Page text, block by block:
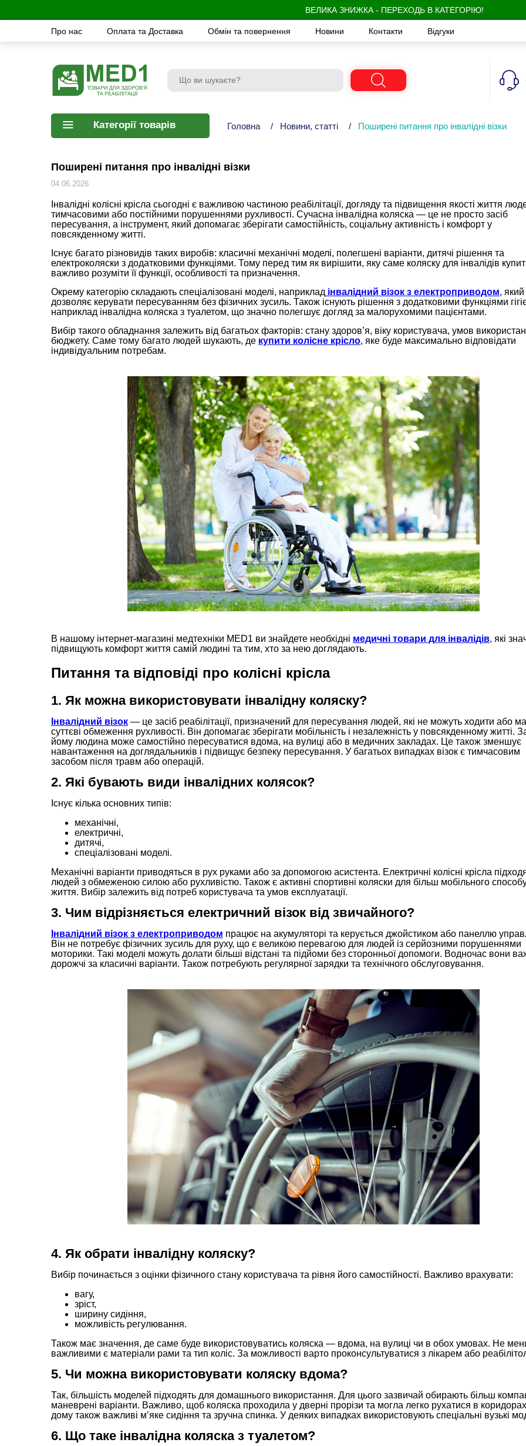
ВЕЛИКА ЗНИЖКА - ПЕРЕХОДЬ В КАТЕГОРІЮ!
Про нас Оплата та Доставка Обмін та повернення Новини Контакти Відгуки
Категорії товарів Головна / Новини, статті / Поширені питання про інвалідні візки
Поширені питання про інвалідні візки
04.06.2026
Інвалідні колісні крісла сьогодні є важливою частиною реабілітації, догляду та підвищення якості життя
тимчасовими або постійними порушеннями рухливості. Сучасна інвалідна коляска — це не просто засіб
пересування, а інструмент, який допомагає зберігати самостійність, соціальну активність і комфорт у
повсякденному житті.
Існує багато різновидів таких виробів: класичні механічні моделі, полегшені варіанти, дитячі рішення та
електроколяски з додатковими функціями. Тому перед тим як вирішити, яку саме коляску для інвалідів
важливо розуміти її функції, особливості та призначення.
Окрему категорію складають спеціалізовані моделі, наприклад інвалідний візок з електроприводом, який
дозволяє керувати пересуванням без фізичних зусиль. Також існують рішення з додатковими функціями
наприклад інвалідна коляска з туалетом, що значно полегшує догляд за малорухомими пацієнтами.
Вибір такого обладнання залежить від багатьох факторів: стану здоров’я, віку користувача, умов
бюджету. Саме тому багато людей шукають, де купити колісне крісло, яке буде максимально відповідати
індивідуальним потребам.
В нашому інтернет-магазині медтехніки MED1 ви знайдете необхідні медичні товари для інвалідів, які
підвищують комфорт життя самій людині та тим, хто за нею доглядають.
Питання та відповіді про колісні крісла
1. Як можна використовувати інвалідну коляску?
Інвалідний візок — це засіб реабілітації, призначений для пересування людей, які не можуть ходити або
суттєві обмеження рухливості. Він допомагає зберігати мобільність і незалежність у повсякденному житті.
йому людина може самостійно пересуватися вдома, на вулиці або в медичних закладах. Це також зменшує
навантаження на доглядальників і підвищує безпеку пересування. У багатьох випадках візок є тимчасовим
засобом після травм або операцій.
2. Які бувають види інвалідних колясок?
Існує кілька основних типів:
механічні,
електричні,
дитячі,
спеціалізовані моделі.
Механічні варіанти приводяться в рух руками або за допомогою асистента. Електричні колісні крісла
людей з обмеженою силою або рухливістю. Також є активні спортивні коляски для більш мобільного
життя. Вибір залежить від потреб користувача та умов експлуатації.
3. Чим відрізняється електричний візок від звичайного?
Інвалідний візок з електроприводом працює на акумуляторі та керується джойстиком або панеллю
Він не потребує фізичних зусиль для руху, що є великою перевагою для людей із серйозними порушеннями
моторики. Такі моделі можуть долати більші відстані та підйоми без сторонньої допомоги. Водночас вони
дорожчі за класичні варіанти. Також потребують регулярної зарядки та технічного обслуговування.
4. Як обрати інвалідну коляску?
Вибір починається з оцінки фізичного стану користувача та рівня його самостійності. Важливо врахувати:
вагу,
зріст,
ширину сидіння,
можливість регулювання.
Також має значення, де саме буде використовуватись коляска — вдома, на вулиці чи в обох умовах. Не
важливими є матеріали рами та тип коліс. За можливості варто проконсультуватися з лікарем або
5. Чи можна використовувати коляску вдома?
Так, більшість моделей підходять для домашнього використання. Для цього зазвичай обирають більш
маневрені варіанти. Важливо, щоб коляска проходила у дверні прорізи та могла легко рухатися в
дому також важливі м’яке сидіння та зручна спинка. У деяких випадках використовують спеціальні вузькі
6. Що таке інвалідна коляска з туалетом?